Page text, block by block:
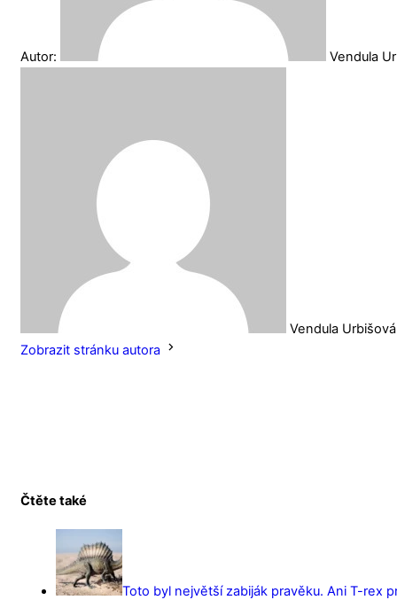
Autor: Vendula
Vendula Urbišová
Zobrazit stránku autora
Čtěte také
Toto byl největší zabiják pravěku. Ani T-rex